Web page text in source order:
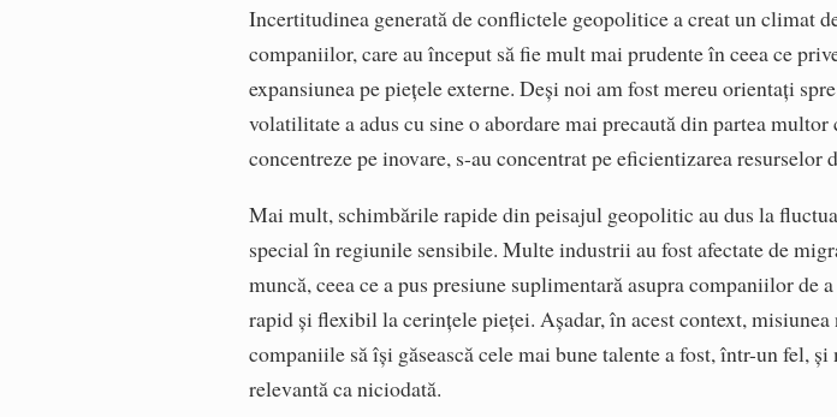
Incertitudinea generată de conflictele geopolitice a creat un climat
companiilor, care au început să fie mult mai prudente în ceea ce
expansiunea pe piețele externe. Deși noi am fost mereu orientați
volatilitate a adus cu sine o abordare mai precaută din partea
concentreze pe inovare, s-au concentrat pe eficientizarea resurselor
Mai mult, schimbările rapide din peisajul geopolitic au dus la
special în regiunile sensibile. Multe industrii au fost afectate de
muncă, ceea ce a pus presiune suplimentară asupra companiilor de
rapid și flexibil la cerințele pieței. Așadar, în acest context,
companiile să își găsească cele mai bune talente a fost, într-un fel,
relevantă ca niciodată.